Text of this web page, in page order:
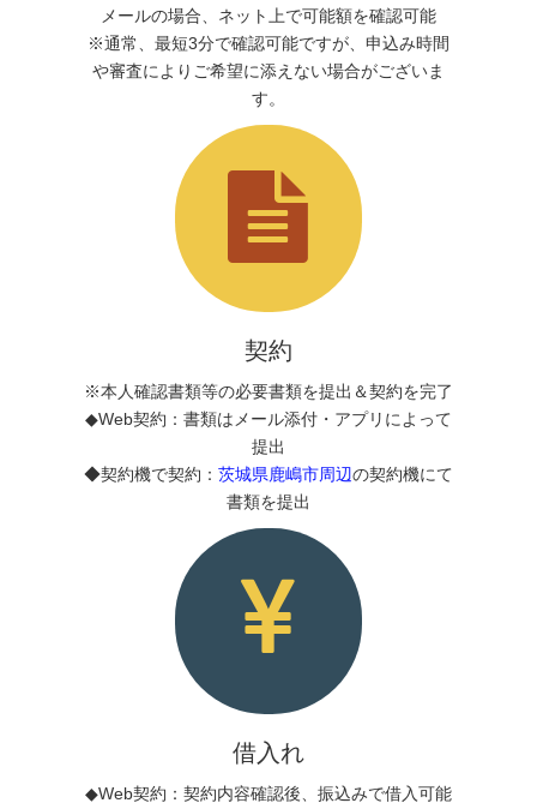
メールの場合、ネット上で可能額を確認可能
※通常、最短3分で確認可能ですが、申込み時間
や審査によりご希望に添えない場合がございま
す。
契約
※本人確認書類等の必要書類を提出＆契約を完了
◆Web契約：書類はメール添付・アプリによって
提出
◆契約機で契約： 茨城県鹿嶋市周辺の契約機にて
書類を提出
借入れ
◆Web契約：契約内容確認後、振込みで借入可能